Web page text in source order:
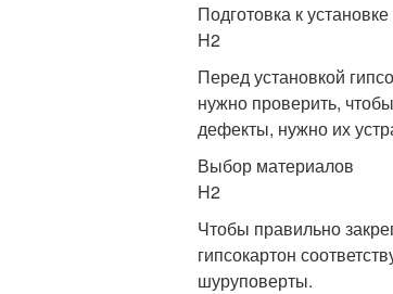
Подготовка к
H2
Перед установкой
нужно проверить,
дефекты, нужно их
Выбор материалов
H2
Чтобы правильно
гипсокартон
шуруповерты.